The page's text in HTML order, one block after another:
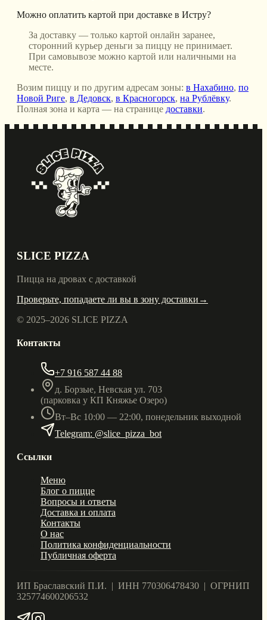
Можно оплатить картой при доставке в Истру?
За доставку — только картой онлайн заранее,
сторонний курьер деньги за пиццу не принимает.
При самовывозе можно картой или наличными на
месте.
Возим пиццу и по другим адресам зоны: в Нахабино, по
Новой Риге, в Дедовск, в Красногорск, на Рублёвку.
Полная зона и карта — на странице доставки.
SLICE PIZZA
Пицца на дровах с доставкой
Проверьте, попадаете ли вы в зону доставки →
© 2025–2026 SLICE PIZZA
Контакты
+7 916 587 44 88
д. Борзые, Невская ул. 703
(парковка у КП Княжье Озеро)
Вт–Вс 10:00 — 22:00, понедельник выходной
Telegram: @slice_pizza_bot
Ссылки
Меню
Блог о пицце
Вопросы и ответы
Доставка и оплата
Контакты
О нас
Политика конфиденциальности
Публичная оферта
ИП Браславский П.И. | ИНН 770306478430 | ОГРНИП
325774600206532